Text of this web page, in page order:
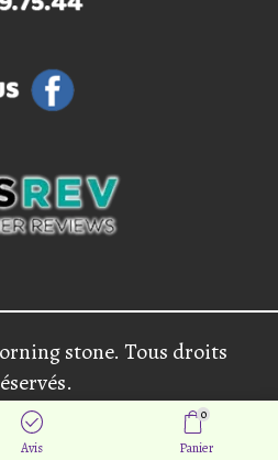
stone. Tous droits
Avis
0
Panier